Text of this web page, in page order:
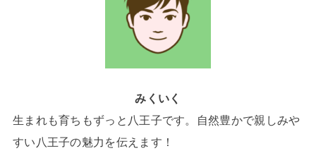
みくいく
生まれも育ちもずっと八王子です。自然豊かで親しみや
すい八王子の魅力を伝えます！